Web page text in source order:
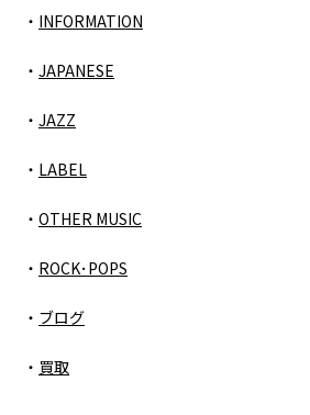
INFORMATION
JAPANESE
JAZZ
LABEL
OTHER MUSIC
ROCK･POPS
ブログ
買取